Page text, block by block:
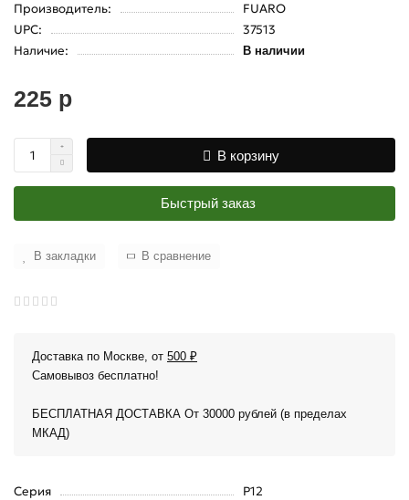
Производитель:
FUARO
UPC:
37513
Наличие:
В наличии
225 р
В корзину
Быстрый заказ
В закладки В сравнение
Доставка по Москве, от 500 ₽
Самовывоз бесплатно!
БЕСПЛАТНАЯ ДОСТАВКА От 30000 рублей (в пределах
МКАД)
Серия
P12